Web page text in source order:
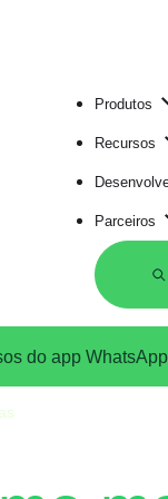
Produtos
Recursos
Parceiros
do app